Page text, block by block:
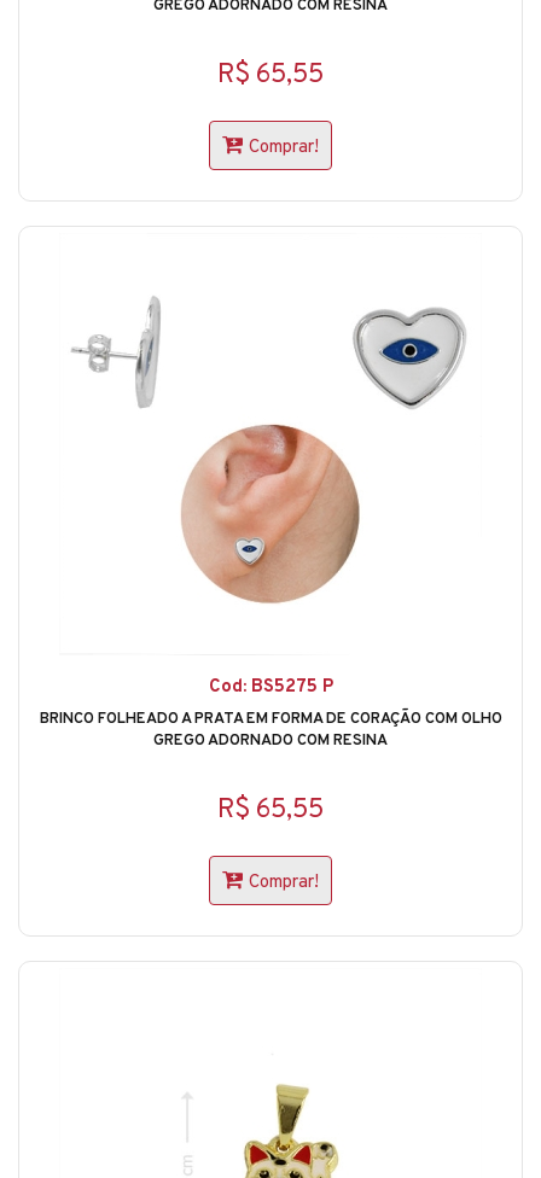
GREGO ADORNADO COM RESINA
R$ 65,55
Comprar!
Cod: BS5275 P
BRINCO FOLHEADO A PRATA EM FORMA DE CORAÇÃO COM OLHO
GREGO ADORNADO COM RESINA
R$ 65,55
Comprar!